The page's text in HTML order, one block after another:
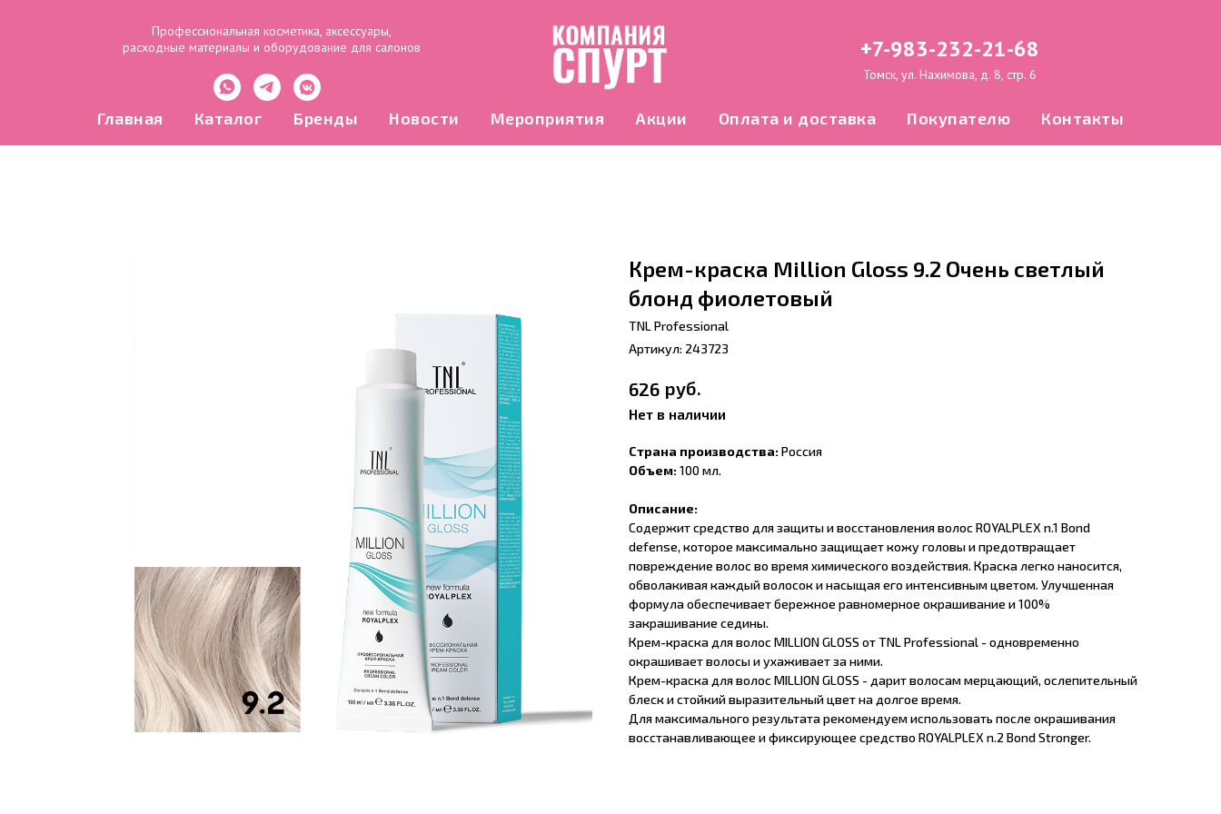
Профессиональная косметика, аксессуары,
расходные материалы и оборудование для салонов
+7-983-232-21-68
Томск, ул. Нахимова, д. 8, стр. 6
Главная Каталог Бренды Новости Мероприятия Акции Оплата и доставка Покупателю Контакты
Крем-краска Million Gloss 9.2 Очень светлый
блонд фиолетовый
TNL Professional
Артикул: 243723
626 руб.
Нет в наличии
Страна производства:Россия
Объем:100 мл.
Описание:
Содержит средство для защиты и восстановления волос ROYALPLEX n.1 Bond
defense, которое максимально защищает кожу головы и предотвращает
повреждение волос во время химического воздействия. Краска легко наносится,
обволакивая каждый волосок и насыщая его интенсивным цветом. Улучшенная
формула обеспечивает бережное равномерное окрашивание и 100%
закрашивание седины.
Крем-краска для волос MILLION GLOSS от TNL Professional - одновременно
окрашивает волосы и ухаживает за ними.
Крем-краска для волос MILLION GLOSS - дарит волосам мерцающий, ослепительный
блеск и стойкий выразительный цвет на долгое время.
Для максимального результата рекомендуем использовать после окрашивания
восстанавливающее и фиксирующее средство ROYALPLEX n.2 Bond Stronger.